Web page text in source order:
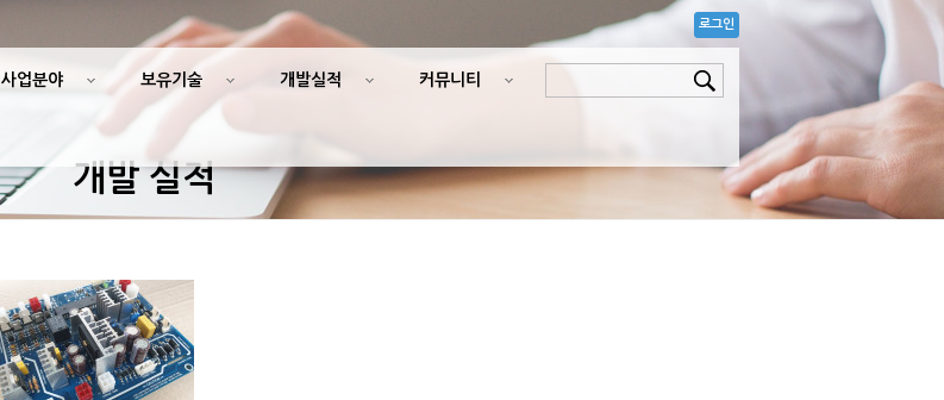
사업분야 보유기술 개발실적 커뮤니티
로그인
개발 실적